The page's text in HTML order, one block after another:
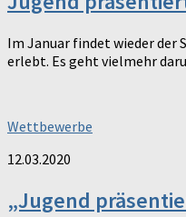
Im Januar findet wieder der
erlebt. Es geht vielmehr
Wettbewerbe
12.03.2020
„Jugend